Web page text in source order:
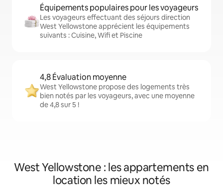
Équipements populaires pour les voyageurs
Les voyageurs effectuant des séjours direction
West Yellowstone apprécient les équipements
suivants : Cuisine, Wifi et Piscine
4,8 Évaluation moyenne
West Yellowstone propose des logements très
bien notés par les voyageurs, avec une moyenne
de 4,8 sur 5 !
West Yellowstone : les appartements en
location les mieux notés